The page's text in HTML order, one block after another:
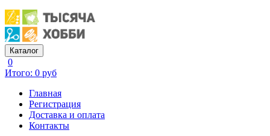
Каталог
0
Итого: 0 руб
Главная
Регистрация
Доставка и оплата
Контакты